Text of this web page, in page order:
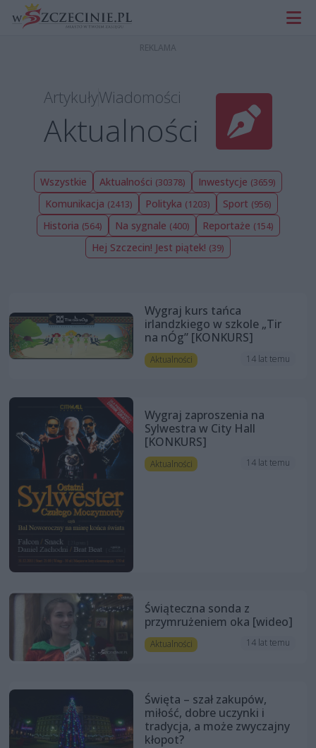
ArtykułyWiadomości
Aktualności
Wszystkie Aktualności (30378) Inwestycje (3659)
Komunikacja (2413) Polityka (1203) Sport (956)
Historia (564) Na sygnale (400) Reportaże (154)
Hej Szczecin! Jest piątek! (39)
Wygraj kurs tańca
irlandzkiego w szkole „Tir
na nÓg” [KONKURS]
Aktualności 14 lat temu
Wygraj zaproszenia na
Sylwestra w City Hall
[KONKURS]
Aktualności 14 lat temu
Świąteczna sonda z
przymrużeniem oka [wideo]
Aktualności 14 lat temu
Święta – szał zakupów,
miłość, dobre uczynki i
tradycja, a może zwyczajny
kłopot?